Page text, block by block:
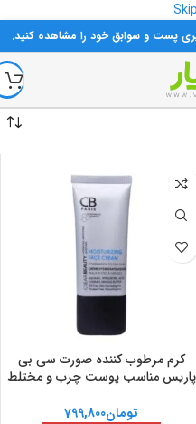
پست و سوابق خود را مشاهده کنید.
کرم مرطوب کننده صورت سی بی
پاریس مناسب پوست چرب و مختلط
تومان799,800